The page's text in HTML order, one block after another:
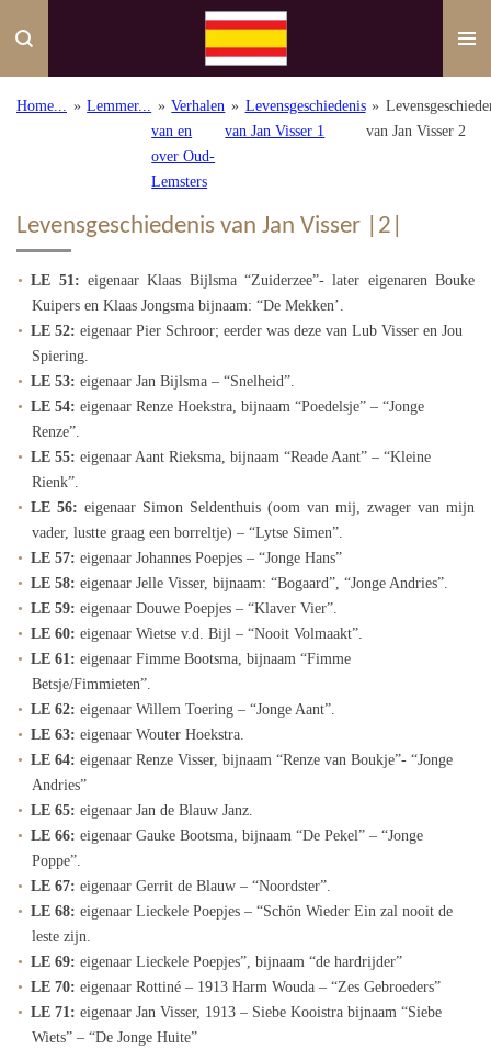
direct
de
Home... » Lemmer... » Verhalen
van en
over Oud-
Lemsters
» Levensgeschiedenis
van Jan Visser 1
»
van Jan Visser 2
Levensgeschiedenis van Jan Visser |2|
LE 51:eigenaar Klaas Bijlsma “Zuiderzee”- later eigenaren Bouke
Kuipers en Klaas Jongsma bijnaam: “De Mekken’.
LE 52:eigenaar Pier Schroor; eerder was deze van Lub Visser en Jou
Spiering.
LE 53:eigenaar Jan Bijlsma – “Snelheid”.
LE 54:eigenaar Renze Hoekstra, bijnaam “Poedelsje” – “Jonge
Renze”.
LE 55:eigenaar Aant Rieksma, bijnaam “Reade Aant” – “Kleine
Rienk”.
LE 56:eigenaar Simon Seldenthuis (oom van mij, zwager van mijn
vader, lustte graag een borreltje) – “Lytse Simen”.
LE 57:eigenaar Johannes Poepjes – “Jonge Hans”
LE 58:eigenaar Jelle Visser, bijnaam: “Bogaard”, “Jonge Andries”.
LE 59:eigenaar Douwe Poepjes – “Klaver Vier”.
LE 60:eigenaar Wietse v.d. Bijl – “Nooit Volmaakt”.
LE 61:eigenaar Fimme Bootsma, bijnaam “Fimme
Betsje/Fimmieten”.
LE 62:eigenaar Willem Toering – “Jonge Aant”.
LE 63:eigenaar Wouter Hoekstra.
LE 64:eigenaar Renze Visser, bijnaam “Renze van Boukje”- “Jonge
Andries”
LE 65:eigenaar Jan de Blauw Janz.
LE 66:eigenaar Gauke Bootsma, bijnaam “De Pekel” – “Jonge
Poppe”.
LE 67:eigenaar Gerrit de Blauw – “Noordster”.
LE 68:eigenaar Lieckele Poepjes – “Schön Wieder Ein zal nooit de
leste zijn.
LE 69:eigenaar Lieckele Poepjes”, bijnaam “de hardrijder”
LE 70:eigenaar Rottiné – 1913 Harm Wouda – “Zes Gebroeders”
LE 71:eigenaar Jan Visser, 1913 – Siebe Kooistra bijnaam “Siebe
Wiets” – “De Jonge Huite”